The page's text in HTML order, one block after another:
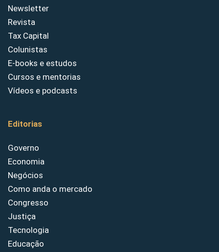
Newsletter
Revista
Tax Capital
Colunistas
E-books e estudos
Cursos e mentorias
Vídeos e podcasts
Editorias
Governo
Economia
Negócios
Como anda o mercado
Congresso
Justiça
Tecnologia
Educação